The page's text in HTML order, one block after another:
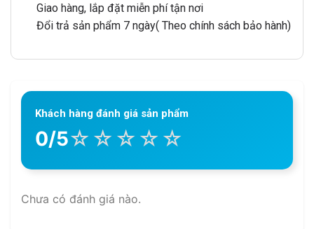
Giao hàng, lắp đặt miễn phí tận nơi
Đổi trả sản phẩm 7 ngày( Theo chính sách bảo hành)
Khách hàng đánh giá sản phẩm
0/5☆ ☆ ☆ ☆ ☆
Chưa có đánh giá nào.